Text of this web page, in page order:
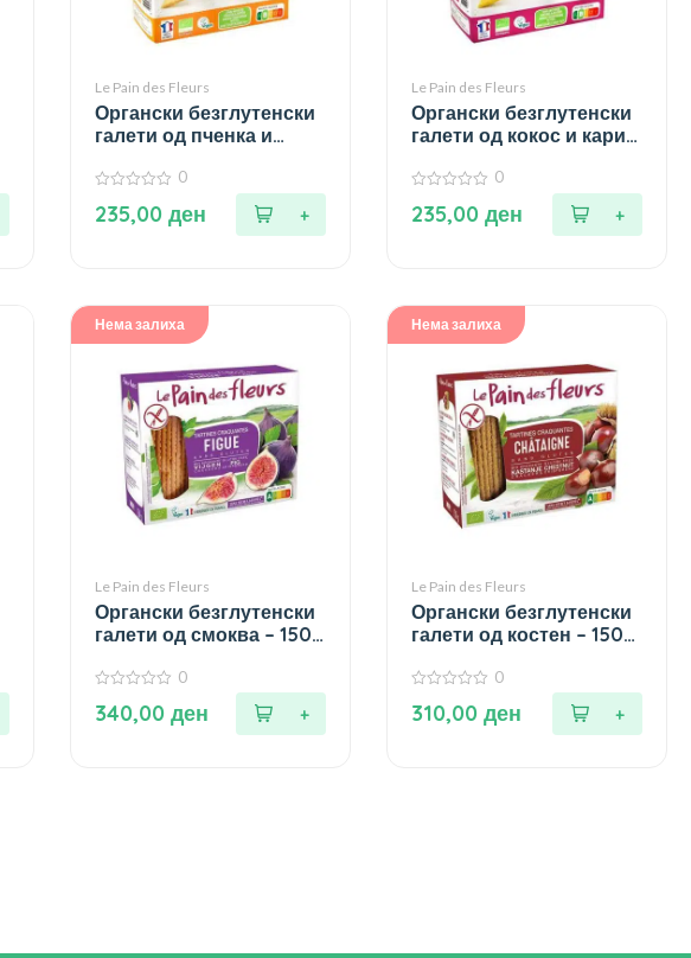
Le Pain des Fleurs
Органски безглутенски
галети од пченка и
од
0
235,00ден
Le Pain des Fleurs
Органски безглутенски
галети од кокос и кари –
од
0
235,00ден
Нема залиха
Le Pain des Fleurs
Органски безглутенски
галети од смоква – 150
од
0
340,00ден
Нема залиха
Le Pain des Fleurs
Органски безглутенски
галети од костен – 150
од
0
310,00ден